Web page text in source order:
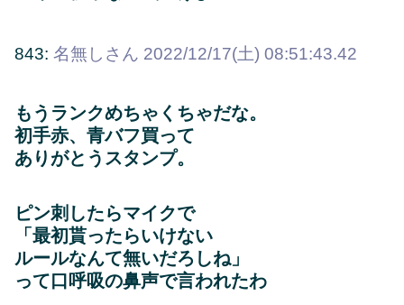
843: 名無しさん 2022/12/17(土) 08:51:43.42
もうランクめちゃくちゃだな。
初手赤、青バフ買って
ありがとうスタンプ。
ピン刺したらマイクで
「最初貰ったらいけない
ルールなんて無いだろしね」
って口呼吸の鼻声で言われたわ